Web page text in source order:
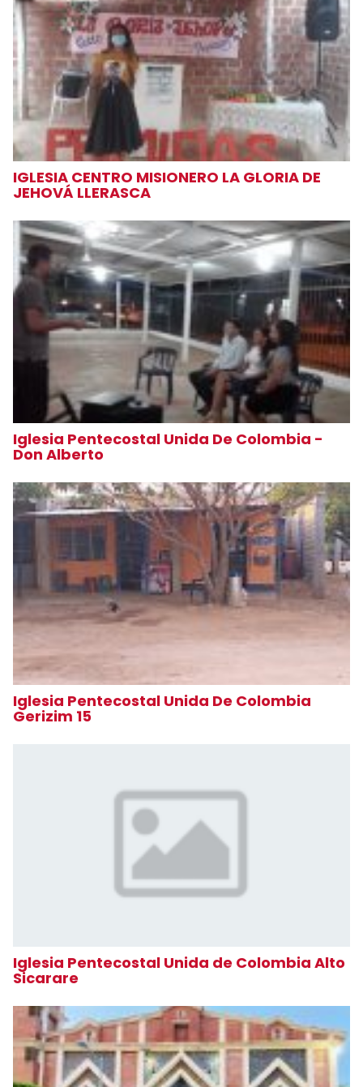
IGLESIA CENTRO MISIONERO LA GLORIA DE
JEHOVÁ LLERASCA
Iglesia Pentecostal Unida De Colombia -
Don Alberto
Iglesia Pentecostal Unida De Colombia
Gerizim 15
Iglesia Pentecostal Unida de Colombia Alto
Sicarare